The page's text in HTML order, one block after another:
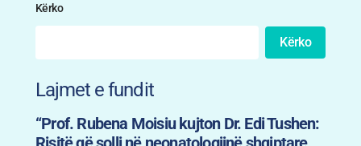
Kërko
Kërko
Lajmet e fundit
“Prof. Rubena Moisiu kujton Dr. Edi Tushen: